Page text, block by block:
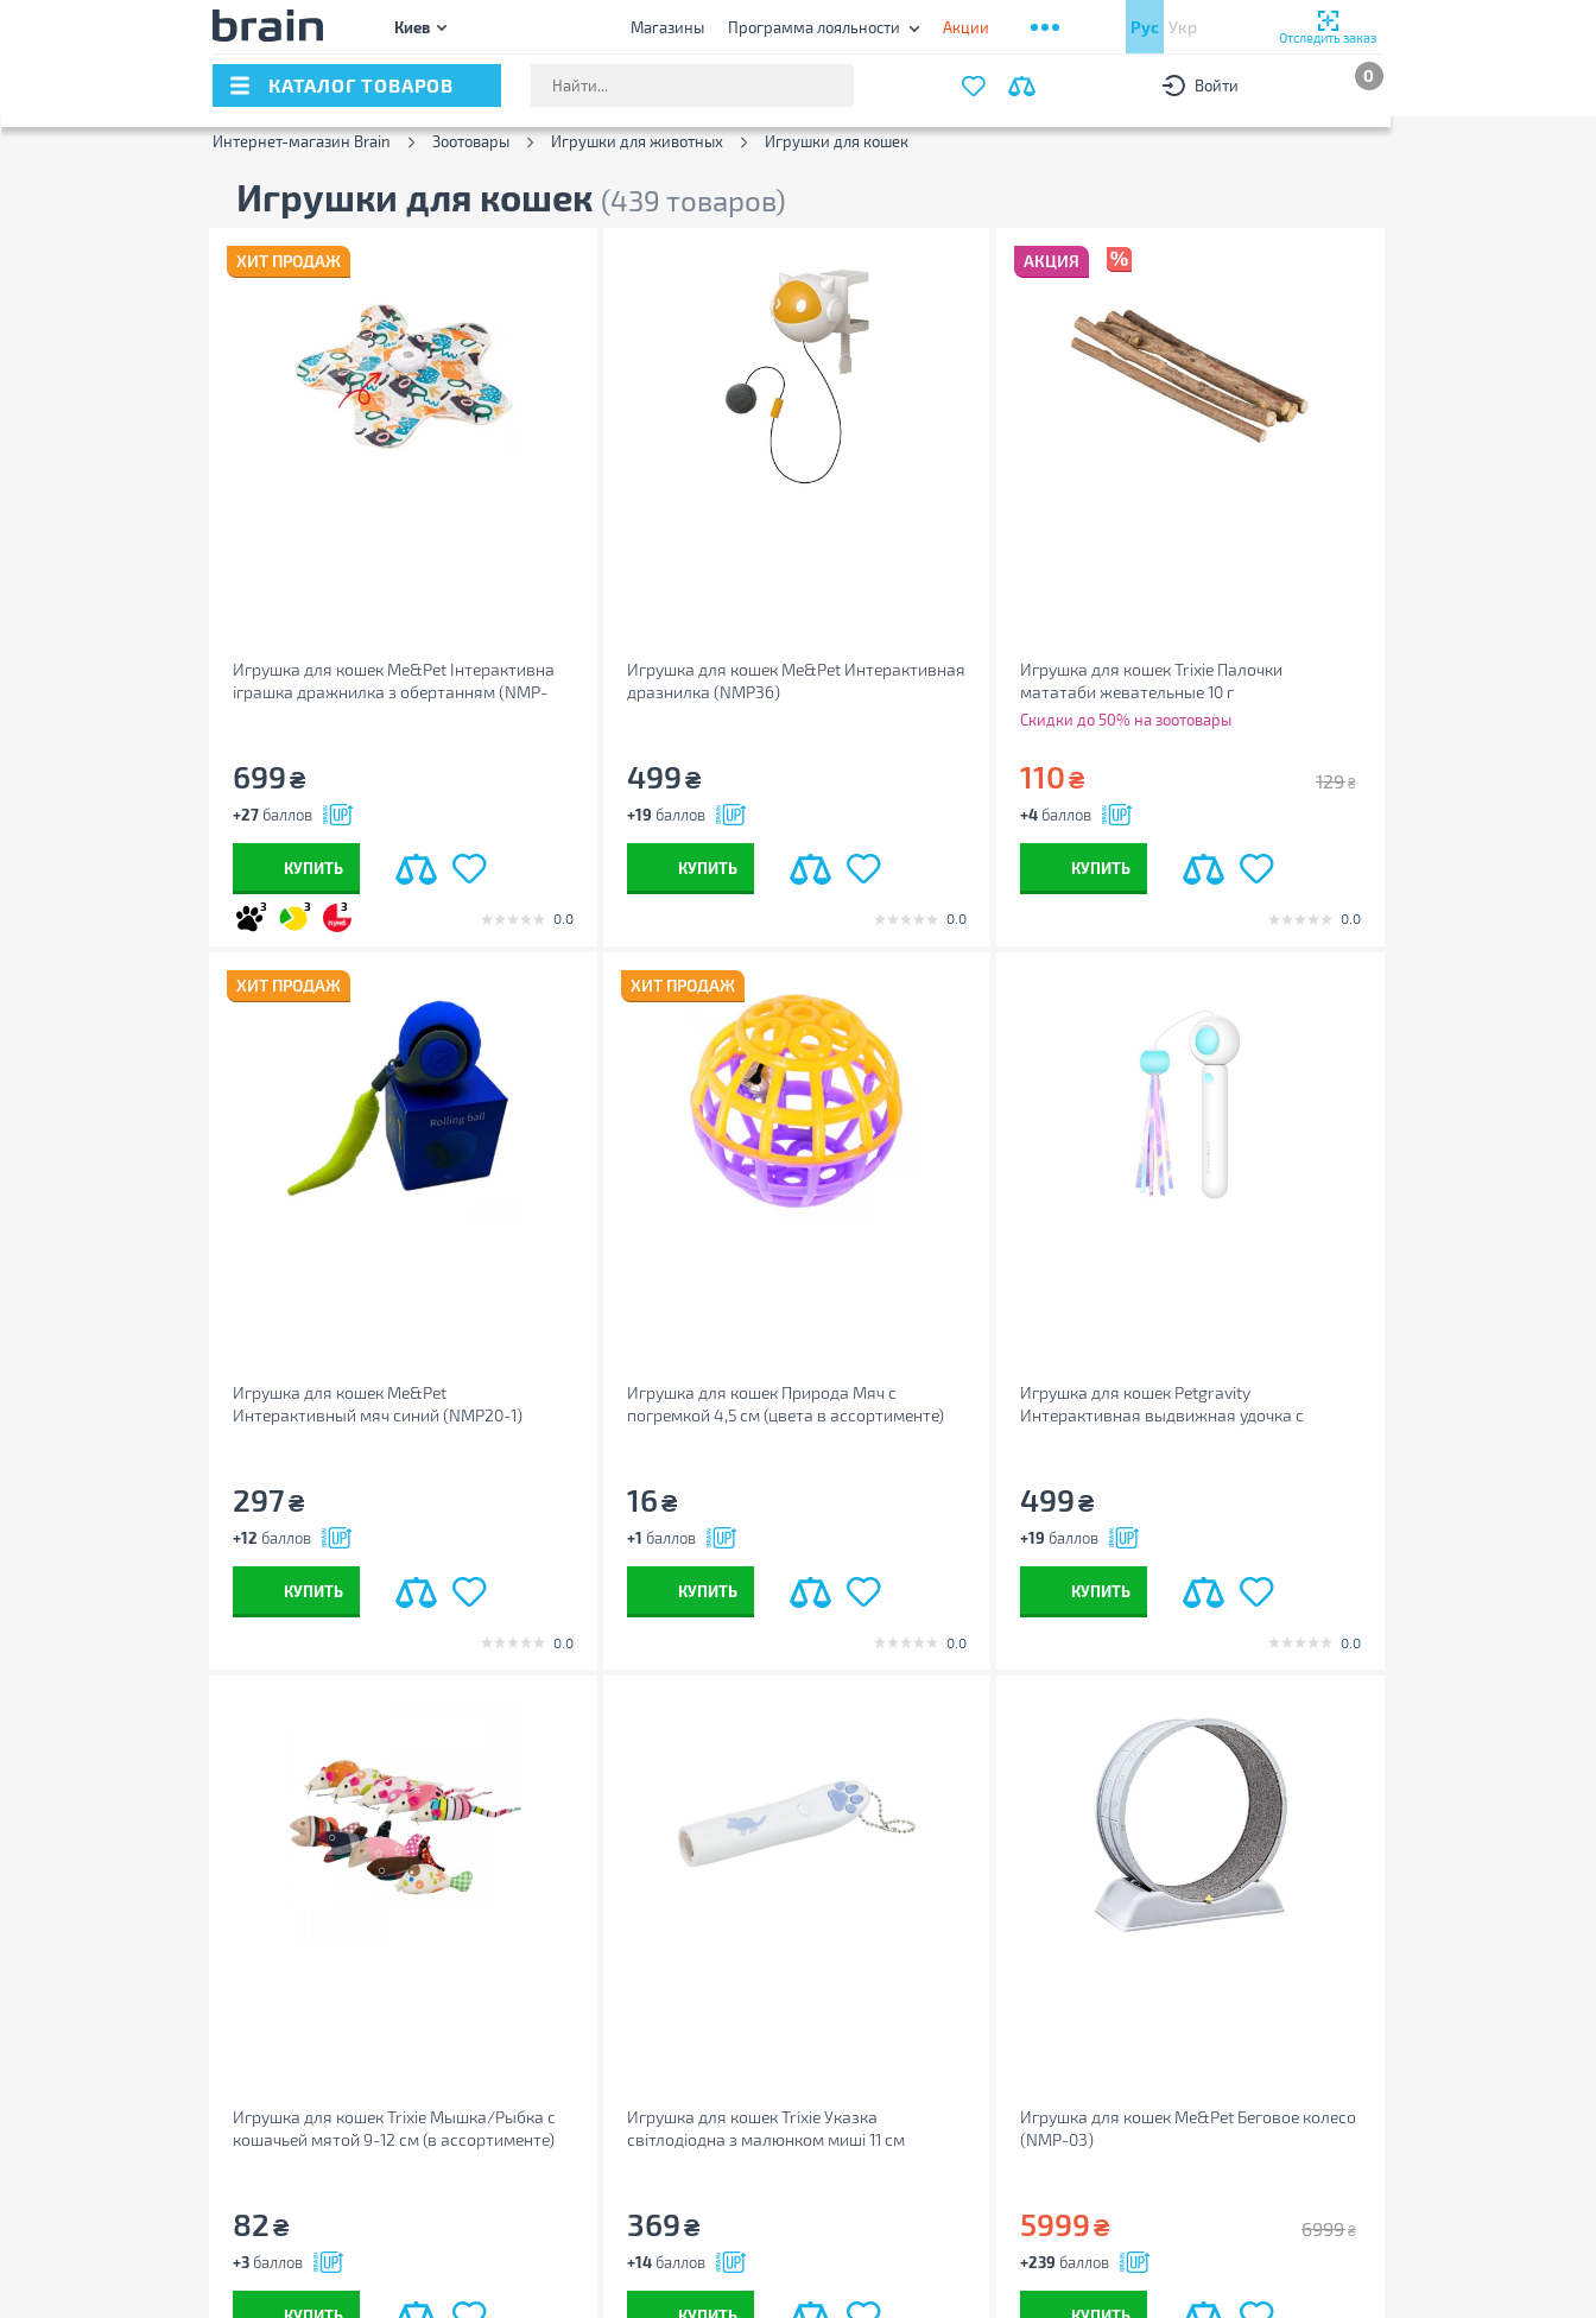
Киев Магазины Программа лояльности Акции Рус Укр
Отследить заказ
КАТАЛОГ ТОВАРОВ Войти 0
Интернет-магазин Brain Зоотовары Игрушки для животных Игрушки для кошек
Игрушки для кошек (439 товаров)
ФИЛЬТРЫ По популярности
ХИТ ПРОДАЖ
Игрушка для кошек Me&Pet Інтерактивна
іграшка дражнилка з обертанням (NMP-
699₴
+27 баллов
КУПИТЬ
3 3 3
0.0
Игрушка для кошек Me&Pet Интерактивная
дразнилка (NMP36)
499₴
+19 баллов
КУПИТЬ
0.0
АКЦИЯ
Игрушка для кошек Trixie Палочки
мататаби жевательные 10 г
(4011905424279)
Скидки до 50% на зоотовары
110₴ 129 ₴
+4 баллов
КУПИТЬ
0.0
ХИТ ПРОДАЖ
Игрушка для кошек Me&Pet
Интерактивный мяч синий (NMP20-1)
297₴
+12 баллов
КУПИТЬ
0.0
ХИТ ПРОДАЖ
Игрушка для кошек Природа Мяч с
погремкой 4,5 см (цвета в ассортименте)
16₴
+1 баллов
КУПИТЬ
0.0
Игрушка для кошек Petgravity
Интерактивная выдвижная удочка с
499₴
+19 баллов
КУПИТЬ
0.0
Игрушка для кошек Trixie Мышка/Рыбка с
кошачьей мятой 9-12 см (в ассортименте)
82₴
+3 баллов
КУПИТЬ
Игрушка для кошек Trixie Указка
світлодіодна з малюнком миші 11 см
369₴
+14баллов
КУПИТЬ
Игрушка для кошек Me&Pet Беговое колесо
(NMP-03)
5999₴ 6999 ₴
+239 баллов
КУПИТЬ